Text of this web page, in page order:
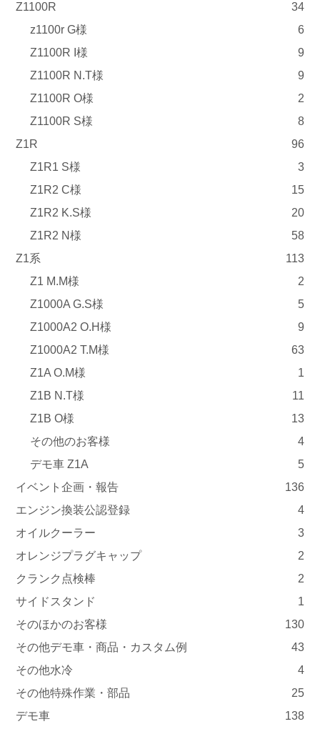
Z1100R
34
z1100r G様
6
Z1100R I様
9
Z1100R N.T様
9
Z1100R O様
2
Z1100R S様
8
Z1R
96
Z1R1 S様
3
Z1R2 C様
15
Z1R2 K.S様
20
Z1R2 N様
58
Z1系
113
Z1 M.M様
2
Z1000A G.S様
5
Z1000A2 O.H様
9
Z1000A2 T.M様
63
Z1A O.M様
1
Z1B N.T様
11
Z1B O様
13
その他のお客様
4
デモ車 Z1A
5
イベント企画・報告
136
エンジン換装公認登録
4
オイルクーラー
3
オレンジプラグキャップ
2
クランク点検棒
2
サイドスタンド
1
そのほかのお客様
130
その他デモ車・商品・カスタム例
43
その他水冷
4
その他特殊作業・部品
25
デモ車
138